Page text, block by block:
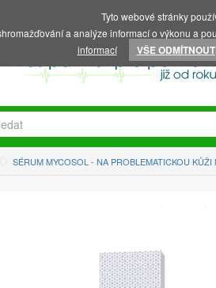
SÉRUM MYCOSOL - NA PROBLEMATICKOU
Tyto webové stránky
a analýze informací o výkonu a
informací
VŠE ODMÍTNOUT